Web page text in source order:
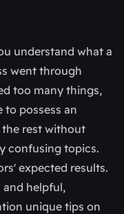
understand what a
went through
too many things,
possess an
rest without
confusing topics.
expected results.
and helpful,
unique tips on